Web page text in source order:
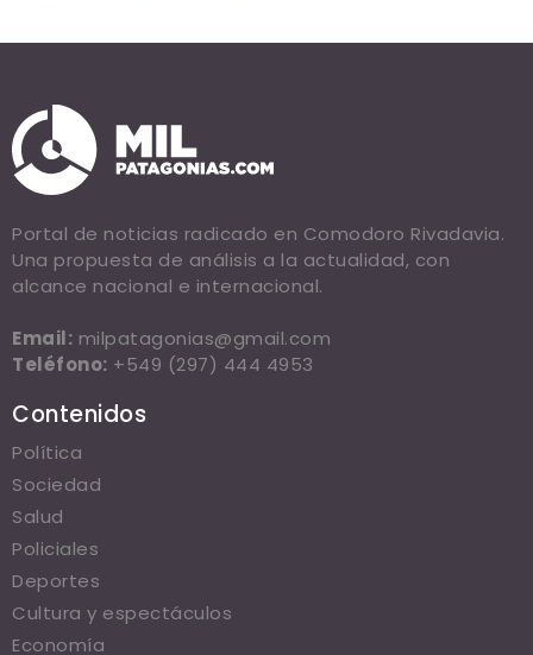
Portal de noticias radicado en Comodoro Rivadavia.
Una propuesta de análisis a la actualidad, con
alcance nacional e internacional.
Email: milpatagonias@gmail.com
Teléfono: +549 (297) 444 4953
Contenidos
Política
Sociedad
Salud
Policiales
Deportes
Cultura y espectáculos
Economía